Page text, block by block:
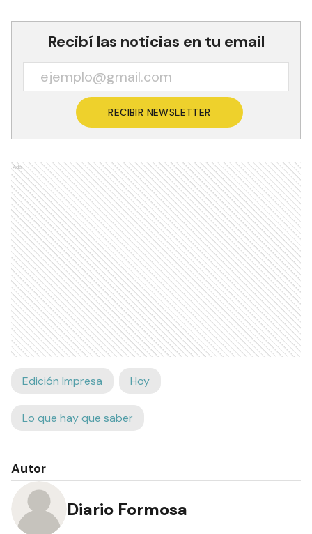
Recibí las noticias en tu email
RECIBIR NEWSLETTER
Ads
Edición Impresa Hoy
Lo que hay que saber
Autor
Diario Formosa